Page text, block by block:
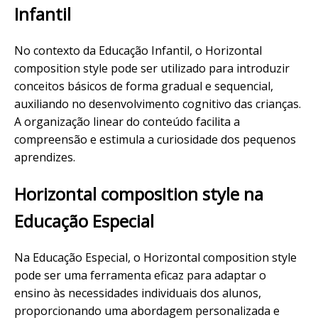
Infantil
No contexto da Educação Infantil, o Horizontal
composition style pode ser utilizado para introduzir
conceitos básicos de forma gradual e sequencial,
auxiliando no desenvolvimento cognitivo das crianças.
A organização linear do conteúdo facilita a
compreensão e estimula a curiosidade dos pequenos
aprendizes.
Horizontal composition style na
Educação Especial
Na Educação Especial, o Horizontal composition style
pode ser uma ferramenta eficaz para adaptar o
ensino às necessidades individuais dos alunos,
proporcionando uma abordagem personalizada e